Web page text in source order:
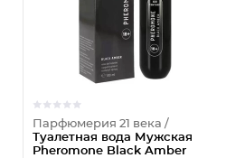
Парфюмерия 21 века /
Туалетная вода Мужская
Pheromone Black Amber